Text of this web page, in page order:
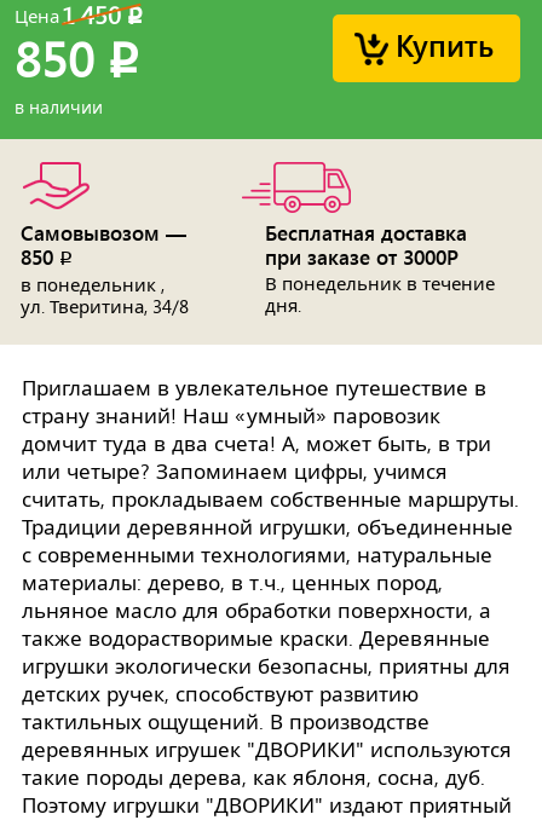
Купить
1 450p
Цена
850 p
в наличии
Самовывозом —
850 p
в понедельник ,
ул. Тверитина, 34/8
Бесплатная доставка
при заказе от 3000Р
В понедельник в течение
дня.
Приглашаем в увлекательное путешествие в
страну знаний! Наш «умный» паровозик
домчит туда в два счета! А, может быть, в три
или четыре? Запоминаем цифры, учимся
считать, прокладываем собственные маршруты.
Традиции деревянной игрушки, объединенные
с современными технологиями, натуральные
материалы: дерево, в т.ч., ценных пород,
льняное масло для обработки поверхности, а
также водорастворимые краски. Деревянные
игрушки экологически безопасны, приятны для
детских ручек, способствуют развитию
тактильных ощущений. В производстве
деревянных игрушек "ДВОРИКИ" используются
такие породы дерева, как яблоня, сосна, дуб.
Поэтому игрушки "ДВОРИКИ" издают приятный